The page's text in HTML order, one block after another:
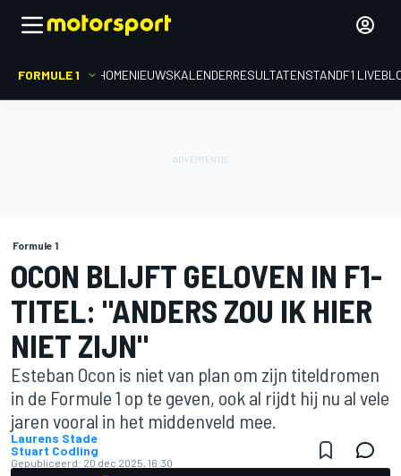
FORMULE 1 HOMENIEUWSKALENDERRESULTATENSTANDF1
Formule 1
OCON BLIJFT GELOVEN IN F1-
TITEL: "ANDERS ZOU IK HIER
NIET ZIJN"
Esteban Ocon is niet van plan om zijn titeldromen
in de Formule 1 op te geven, ook al rijdt hij nu al vele
jaren vooral in het middenveld mee.
Laurens Stade
Stuart Codling
Gepubliceerd: 20 dec 2025, 16:30